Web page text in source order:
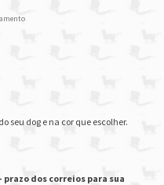
seu dog e na cor que escolher.
prazo dos correios para sua